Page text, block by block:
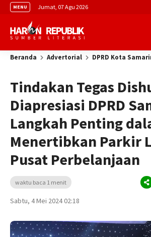
MENU Jumat, 07 Agu 2026
Beranda Advertorial DPRD Kota
Tindakan Tegas
Diapresiasi DPRD
Langkah Penting
Menertibkan Parkir
Pusat Perbelanjaan
waktu baca 1 menit
Sabtu, 4 Mei 2024 02:18